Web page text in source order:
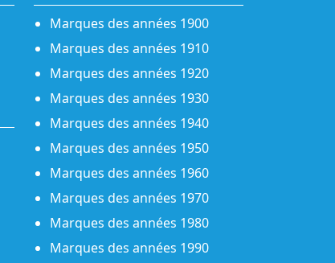
Marques des années 1900
Marques des années 1910
Marques des années 1920
Marques des années 1930
Marques des années 1940
Marques des années 1950
Marques des années 1960
Marques des années 1970
Marques des années 1980
Marques des années 1990